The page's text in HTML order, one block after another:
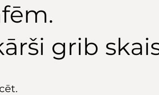
grib